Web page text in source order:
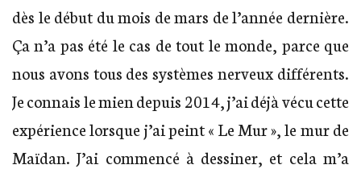
dès le début du mois de mars de l’année dernière.
Ça n’a pas été le cas de tout le monde, parce que
nous avons tous des systèmes nerveux différents.
Je connais le mien depuis 2014, j’ai déjà vécu cette
expérience lorsque j’ai peint « Le Mur », le mur de
Maïdan. J’ai commencé à dessiner, et cela m’a